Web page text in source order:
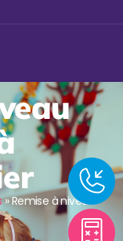
»Remise à niveau